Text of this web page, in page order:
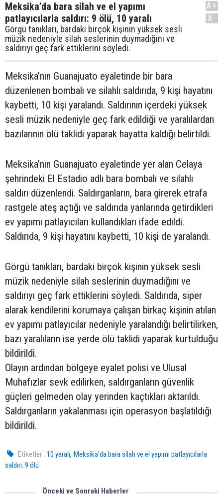
Meksika’da bara silah ve el yapımı
patlayıcılarla saldırı: 9 ölü, 10 yaralı
Görgü tanıkları, bardaki birçok kişinin yüksek sesli
müzik nedeniyle silah seslerinin duymadığını ve
saldırıyı geç fark ettiklerini söyledi.
A+
A-
Meksika’nın Guanajuato eyaletinde bir bara
düzenlenen bombalı ve silahlı saldırıda, 9 kişi hayatını
kaybetti, 10 kişi yaralandı. Saldırının içerdeki yüksek
sesli müzik nedeniyle geç fark edildiği ve yaralılardan
bazılarının ölü taklidi yaparak hayatta kaldığı belirtildi.
Meksika’nın Guanajuato eyaletinde yer alan Celaya
şehrindeki El Estadio adlı bara bombalı ve silahlı
saldırı düzenlendi. Saldırganların, bara girerek etrafa
rastgele ateş açtığı ve saldırıda yanlarında getirdikleri
ev yapımı patlayıcıları kullandıkları ifade edildi.
Saldırıda, 9 kişi hayatını kaybetti, 10 kişi de yaralandı.
Görgü tanıkları, bardaki birçok kişinin yüksek sesli
müzik nedeniyle silah seslerinin duymadığını ve
saldırıyı geç fark ettiklerini söyledi. Saldırıda, siper
alarak kendilerini korumaya çalışan birkaç kişinin atılan
ev yapımı patlayıcılar nedeniyle yaralandığı belirtilirken,
bazı yaralıların ise yerde ölü taklidi yaparak kurtulduğu
bildirildi.
Olayın ardından bölgeye eyalet polisi ve Ulusal
Muhafızlar sevk edilirken, saldırganların güvenlik
güçleri gelmeden olay yerinden kaçtıkları aktarıldı.
Saldırganların yakalanması için operasyon başlatıldığı
bildirildi.
Etiketler : 10 yaralı,Meksika’da bara silah ve el yapımı patlayıcılarla
saldırı: 9 ölü
Önceki ve Sonraki Haberler